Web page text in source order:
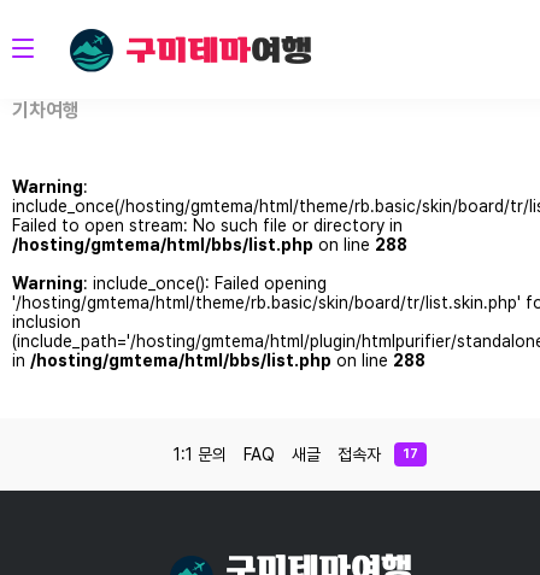
기차여행
Warning:
include_once(/hosting/gmtema/html/theme/rb.basic/skin/board/tr/
Failed to open stream: No such file or directory in
/hosting/gmtema/html/bbs/list.php on line 288
Warning: include_once(): Failed opening
'/hosting/gmtema/html/theme/rb.basic/skin/board/tr/list.skin.php'
inclusion
(include_path='/hosting/gmtema/html/plugin/htmlpurifier/
in /hosting/gmtema/html/bbs/list.php on line 288
1:1 문의 FAQ 새글 접속자 17